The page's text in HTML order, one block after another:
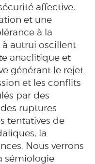
affective,
et une
à la
à autrui oscillent
anaclitique et
générant le rejet.
et les conflits
par des
ruptures
tentatives de
la
Nous verrons
sémiologie